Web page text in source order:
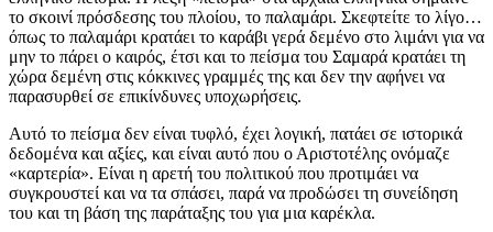
το σκοινί πρόσδεσης του πλοίου, το παλαμάρι. Σκεφτείτε το λίγο…
όπως το παλαμάρι κρατάει το καράβι γερά δεμένο στο λιμάνι για να
μην το πάρει ο καιρός, έτσι και το πείσμα του Σαμαρά κρατάει τη
χώρα δεμένη στις κόκκινες γραμμές της και δεν την αφήνει να
παρασυρθεί σε επικίνδυνες υποχωρήσεις.
Αυτό το πείσμα δεν είναι τυφλό, έχει λογική, πατάει σε ιστορικά
δεδομένα και αξίες, και είναι αυτό που ο Αριστοτέλης ονόμαζε
«καρτερία». Είναι η αρετή του πολιτικού που προτιμάει να
συγκρουστεί και να τα σπάσει, παρά να προδώσει τη συνείδηση
του και τη βάση της παράταξης του για μια καρέκλα.